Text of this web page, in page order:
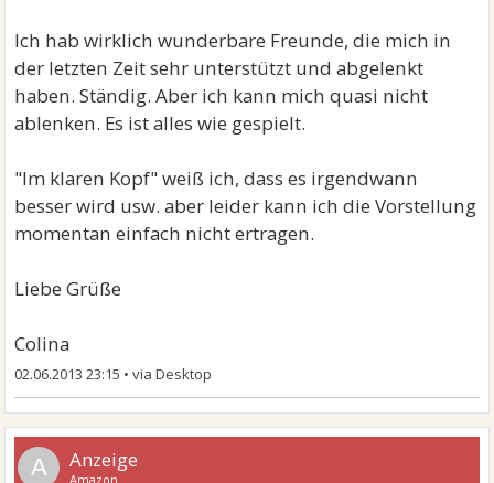
Ich hab wirklich wunderbare Freunde, die mich in
der letzten Zeit sehr unterstützt und abgelenkt
haben. Ständig. Aber ich kann mich quasi nicht
ablenken. Es ist alles wie gespielt.
"Im klaren Kopf" weiß ich, dass es irgendwann
besser wird usw. aber leider kann ich die Vorstellung
momentan einfach nicht ertragen.
Liebe Grüße
Colina
02.06.2013 23:15 •
A